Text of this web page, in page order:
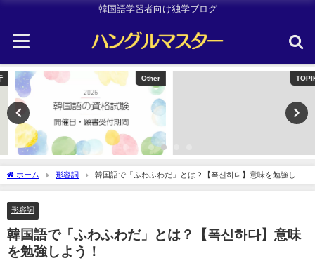
韓国語学習者向け独学ブログ
Other TOPIK
ホーム 形容詞
韓国語で「ふわふわだ」とは？【폭신하다】意味を勉強しよ
う！
形容詞
韓国語で「ふわふわだ」とは？【폭신하다】意味
を勉強しよう！